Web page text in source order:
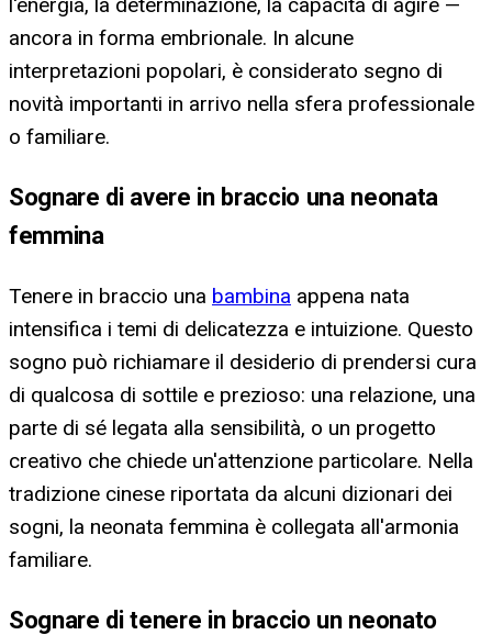
ancora in forma embrionale. In alcune
interpretazioni popolari, è considerato segno di
novità importanti in arrivo nella sfera professionale
o familiare.
Sognare di avere in braccio una neonata
femmina
Tenere in braccio una bambina appena nata
intensifica i temi di delicatezza e intuizione. Questo
sogno può richiamare il desiderio di prendersi cura
di qualcosa di sottile e prezioso: una relazione, una
parte di sé legata alla sensibilità, o un progetto
creativo che chiede un'attenzione particolare. Nella
tradizione cinese riportata da alcuni dizionari dei
sogni, la neonata femmina è collegata all'armonia
familiare.
Sognare di tenere in braccio un neonato